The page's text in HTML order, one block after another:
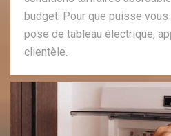
budget. Pour que puisse
pose de tableau électrique,
clientèle.